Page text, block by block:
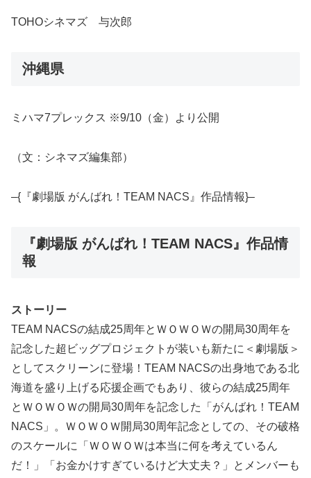
TOHOシネマズ 与次郎
沖縄県
ミハマ7プレックス ※9/10（金）より公開
（文：シネマズ編集部）
–{『劇場版 がんばれ！TEAM NACS』作品情報}–
『劇場版 がんばれ！TEAM NACS』作品情
報
ストーリー
TEAM NACSの結成25周年とＷＯＷＯＷの開局30周年を
記念した超ビッグプロジェクトが装いも新たに＜劇場版＞
としてスクリーンに登場！TEAM NACSの出身地である北
海道を盛り上げる応援企画でもあり、彼らの結成25周年
とＷＯＷＯＷの開局30周年を記念した「がんばれ！TEAM
NACS」。ＷＯＷＯＷ開局30周年記念としての、その破格
のスケールに「ＷＯＷＯＷは本当に何を考えているん
だ！」「お金かけすぎているけど大丈夫？」とメンバーも